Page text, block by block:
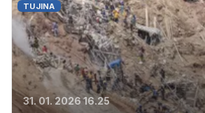
TUJINA
31. 01. 2026 16.25